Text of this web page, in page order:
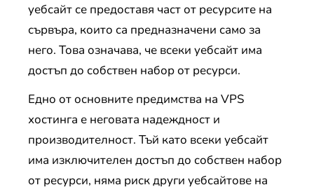
уебсайт се предоставя част от ресурсите на
сървъра, които са предназначени само за
него. Това означава, че всеки уебсайт има
достъп до собствен набор от ресурси.
Едно от основните предимства на VPS
хостинга е неговата надеждност и
производителност. Тъй като всеки уебсайт
има изключителен достъп до собствен набор
от ресурси, няма риск други уебсайтове на